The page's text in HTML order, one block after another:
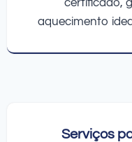
aquecimento
Serviços